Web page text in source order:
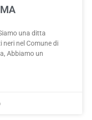
una ditta
neri nel Comune di
Abbiamo un